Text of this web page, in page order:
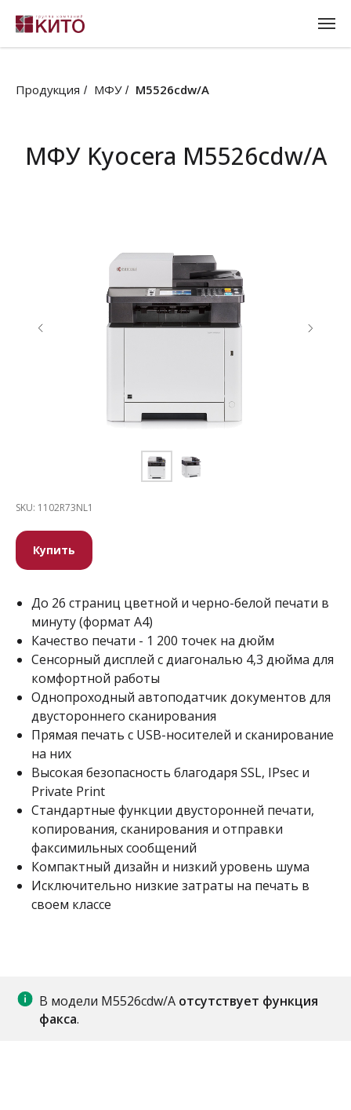
Продукция / МФУ / M5526cdw/A
МФУ Kyocera M5526cdw/A
SKU: 1102R73NL1
Купить
До 26 страниц цветной и черно-белой печати в
минуту (формат А4)
Качество печати - 1 200 точек на дюйм
Сенсорный дисплей с диагональю 4,3 дюйма для
комфортной работы
Однопроходный автоподатчик документов для
двустороннего сканирования
Прямая печать с USB-носителей и сканирование
на них
Высокая безопасность благодаря SSL, IPsec и
Private Print
Стандартные функции двусторонней печати,
копирования, сканирования и отправки
факсимильных сообщений
Компактный дизайн и низкий уровень шума
Исключительно низкие затраты на печать в
своем классе
В модели M5526cdw/А отсутствует функция
факса.